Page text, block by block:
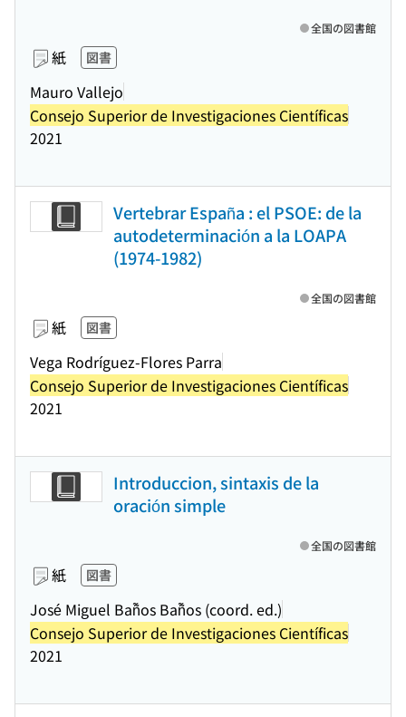
紙 図書
Mauro Vallejo
Consejo Superior de Investigaciones Científicas
2021
全国の図書館
Vertebrar España : el PSOE: de la
autodeterminación a la LOAPA
(1974-1982)
紙 図書
Vega Rodríguez-Flores Parra
Consejo Superior de Investigaciones Científicas
2021
全国の図書館
Introduccion, sintaxis de la
oración simple
紙 図書
José Miguel Bañ̃os Bañ̃os (coord. ed.)
Consejo Superior de Investigaciones Científicas
2021
全国の図書館